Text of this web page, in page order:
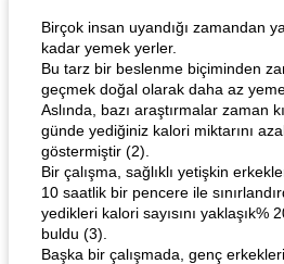
Curry Chicken Dinner
Birçok insan uyandığı zamandan
kadar yemek yerler.
Bu tarz bir beslenme biçiminden
geçmek doğal olarak daha az
Aslında, bazı araştırmalar zaman
günde yediğiniz kalori miktarını
göstermiştir (2).
Bir çalışma, sağlıklı yetişkin
10 saatlik bir pencere ile
yedikleri kalori sayısını yaklaşık%
buldu (3).
Başka bir çalışmada, genç